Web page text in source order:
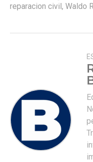
reparacion civil, Waldo